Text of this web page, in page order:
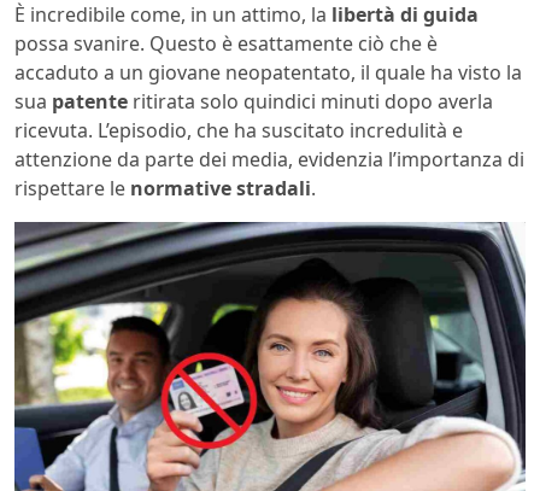
È incredibile come, in un attimo, la libertà di guida
possa svanire. Questo è esattamente ciò che è
accaduto a un giovane neopatentato, il quale ha visto la
sua patente ritirata solo quindici minuti dopo averla
ricevuta. L’episodio, che ha suscitato incredulità e
attenzione da parte dei media, evidenzia l’importanza di
rispettare le normative stradali.